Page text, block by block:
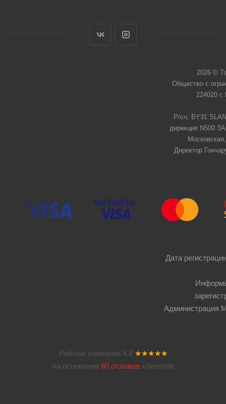
2026 ©
Общество с
224020
Р/сч: BY31
дирекция N500
Директор
Дата
Администрация
Рейтинг компании 4.8 ★★★★★
на основании 60 отзывов клиентов